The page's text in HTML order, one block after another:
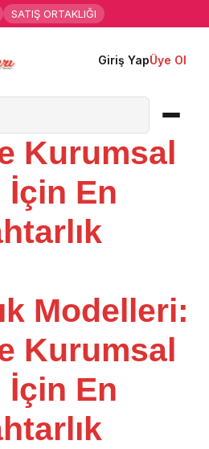
SATIŞ ORTAKLIĞI
Giriş YapÜye Ol
Kurumsal
İçin En
Modelleri:
Kurumsal
İçin En